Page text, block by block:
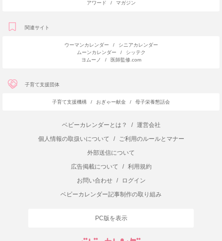
アワード
/ マガジン
関連サイト
ウーマンカレンダー /
シニアカレンダー
ムーンカレンダー
/
シッテク
ヨムーノ
/ 医師監修.com
子育て支援団体
子育て支援機構 / おぎゃー献金 / 母子栄養懇話会
ベビーカレンダーとは？ /
運営会社
個人情報の取扱いについて
/
ご利用のルールとマナー
外部送信について
広告掲載について
/
利用規約
お問い合わせ
/
ログイン
ベビーカレンダー記事制作の取り組み
PC版を表示